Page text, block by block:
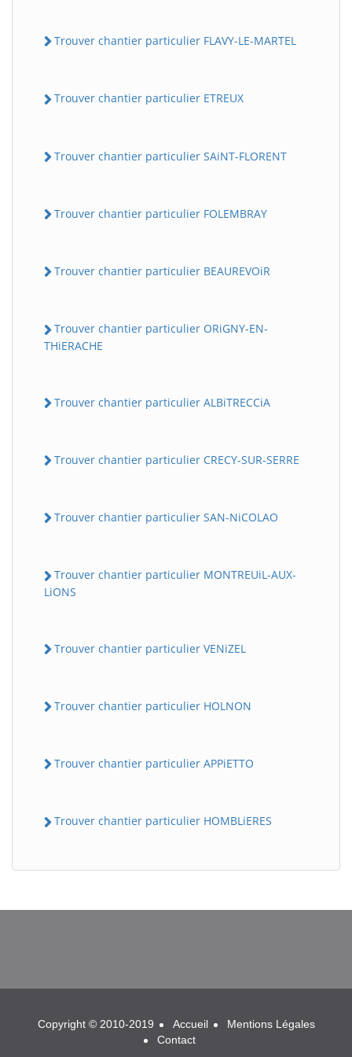
Trouver chantier particulier FLAVY-LE-MARTEL
Trouver chantier particulier ETREUX
Trouver chantier particulier SAiNT-FLORENT
Trouver chantier particulier FOLEMBRAY
Trouver chantier particulier BEAUREVOiR
Trouver chantier particulier ORiGNY-EN-
THiERACHE
Trouver chantier particulier ALBiTRECCiA
Trouver chantier particulier CRECY-SUR-SERRE
Trouver chantier particulier SAN-NiCOLAO
Trouver chantier particulier MONTREUiL-AUX-
LiONS
Trouver chantier particulier VENiZEL
Trouver chantier particulier HOLNON
Trouver chantier particulier APPiETTO
Trouver chantier particulier HOMBLiERES
Assistant en ligne
Copyright © 2010-2019 Accueil
Mentions Légales
Contact